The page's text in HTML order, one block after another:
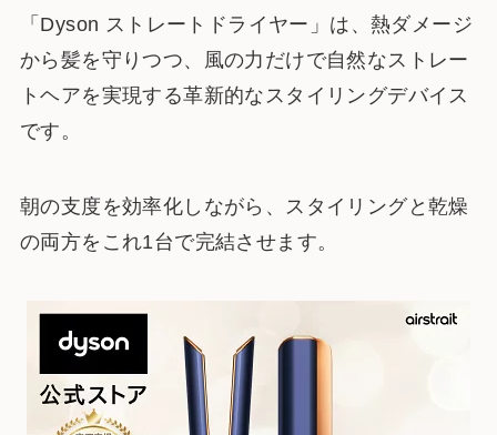
「Dyson ストレートドライヤー」は、熱ダメージ
から髪を守りつつ、風の力だけで自然なストレー
トヘアを実現する革新的なスタイリングデバイス
です。
朝の支度を効率化しながら、スタイリングと乾燥
の両方をこれ1台で完結させます。